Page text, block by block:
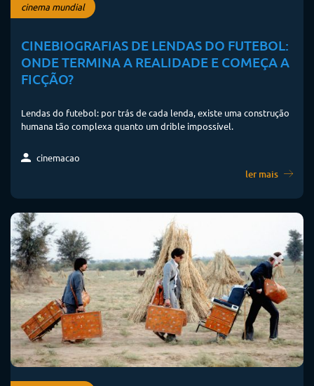
cinema mundial
CINEBIOGRAFIAS DE LENDAS DO FUTEBOL:
ONDE TERMINA A REALIDADE E COMEÇA A
FICÇÃO?
Lendas do futebol: por trás de cada lenda, existe uma construção
humana tão complexa quanto um drible impossível.
cinemacao
ler mais